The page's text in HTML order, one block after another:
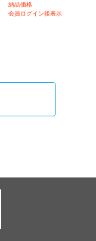
納品価格
会員ログイン後表示